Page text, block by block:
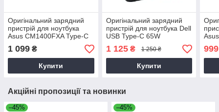
Оригінальний зарядний
пристрій для ноутбука
Asus CM1400FXA Type-C
45W
1 099 ₴
Купити
Оригінальний зарядний
пристрій для ноутбука Dell
USB Type-C 65W
(0M1WCF)
1 125₴ 1 250 ₴
Купити
B)
999
Акційні пропозиції та новинки
–45% –45%